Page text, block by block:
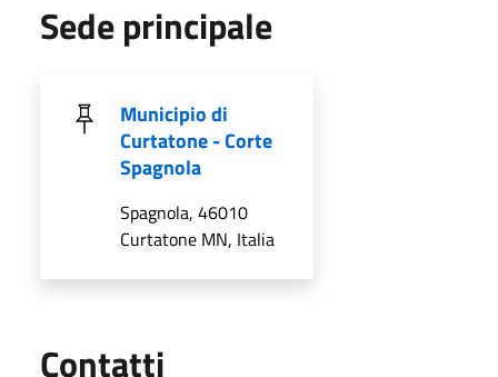
Sede principale
Municipio di
Curtatone - Corte
Spagnola
Spagnola, 46010
Curtatone MN, Italia
Contatti